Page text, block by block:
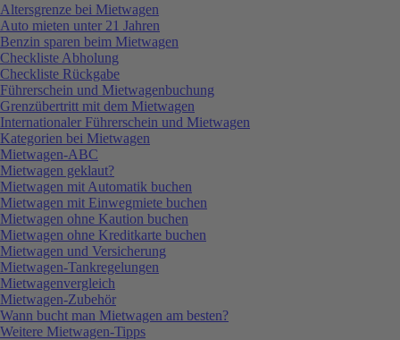
Altersgrenze bei Mietwagen
Auto mieten unter 21 Jahren
Benzin sparen beim Mietwagen
Checkliste Abholung
Checkliste Rückgabe
Führerschein und Mietwagenbuchung
Grenzübertritt mit dem Mietwagen
Internationaler Führerschein und Mietwagen
Kategorien bei Mietwagen
Mietwagen-ABC
Mietwagen geklaut?
Mietwagen mit Automatik buchen
Mietwagen mit Einwegmiete buchen
Mietwagen ohne Kaution buchen
Mietwagen ohne Kreditkarte buchen
Mietwagen und Versicherung
Mietwagen-Tankregelungen
Mietwagenvergleich
Mietwagen-Zubehör
Wann bucht man Mietwagen am besten?
Weitere Mietwagen-Tipps